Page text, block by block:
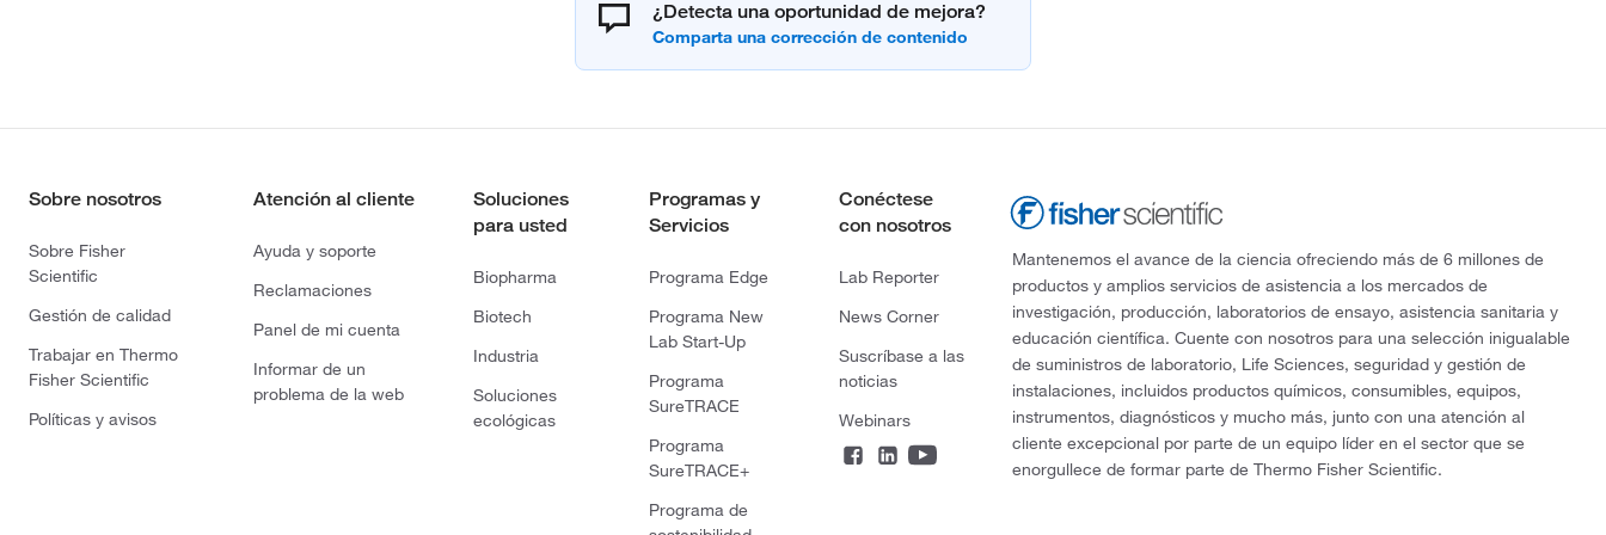
¿Detecta una oportunidad de mejora?
Sobre nosotros
Sobre Fisher
Scientific
Gestión de calidad
Trabajar en Thermo
Fisher Scientific
Políticas y avisos
Atención al cliente
Ayuda y soporte
Reclamaciones
Panel de mi cuenta
Informar de un
problema de la web
Soluciones
para usted
Biopharma
Biotech
Industria
Soluciones
ecológicas
Programas y
Servicios
Programa Edge
Programa New
Lab Start-Up
Programa
SureTRACE
Programa
SureTRACE+
Programa de
Conéctese
con nosotros
Lab Reporter
News Corner
Suscríbase a las
noticias
Webinars
Mantenemos el avance de la ciencia ofreciendo más de 6 millones de
productos y amplios servicios de asistencia a los mercados de
investigación, producción, laboratorios de ensayo, asistencia sanitaria y
educación científica. Cuente con nosotros para una selección inigualable
de suministros de laboratorio, Life Sciences, seguridad y gestión de
instalaciones, incluidos productos químicos, consumibles, equipos,
instrumentos, diagnósticos y mucho más, junto con una atención al
cliente excepcional por parte de un equipo líder en el sector que se
enorgullece de formar parte de Thermo Fisher Scientific.